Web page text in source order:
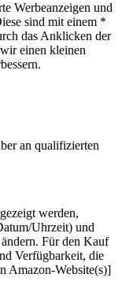
Werbeanzeigen und
sind mit einem *
das Anklicken der
einen kleinen
an qualifizierten
werden,
Uhrzeit) und
Für den Kauf
Verfügbarkeit, die
Amazon-Website(s)]